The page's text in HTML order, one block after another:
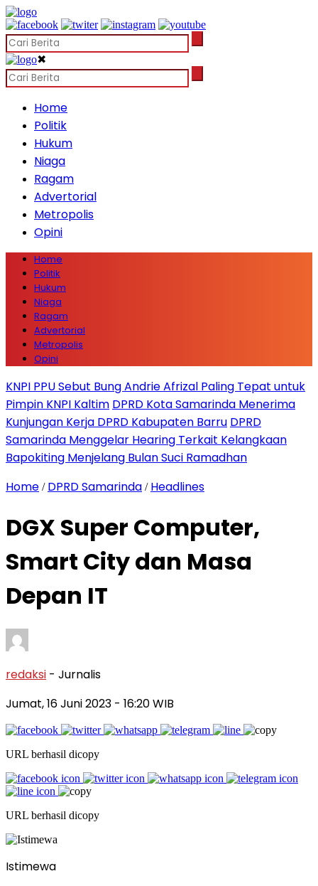
✖
Home
Politik
Hukum
Niaga
Ragam
Advertorial
Metropolis
Opini
Home
Politik
Hukum
Niaga
Ragam
Advertorial
Metropolis
Opini
KNPI PPU Sebut Bung Andrie Afrizal Paling Tepat untuk
Pimpin KNPI Kaltim DPRD Kota Samarinda Menerima
Kunjungan Kerja DPRD Kabupaten Barru DPRD
Samarinda Menggelar Hearing Terkait Kelangkaan
Bapokiting Menjelang Bulan Suci Ramadhan
Home / DPRD Samarinda / Headlines
DGX Super Computer,
Smart City dan Masa
Depan IT
redaksi - Jurnalis
Jumat, 16 Juni 2023 - 16:20 WIB
URL berhasil dicopy
URL berhasil dicopy
Istimewa